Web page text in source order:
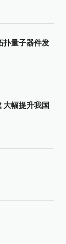
扑量子器件发
大幅提升我国